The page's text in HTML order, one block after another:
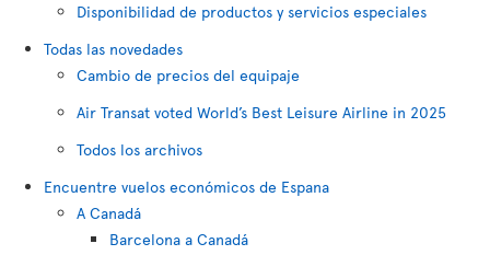
Disponibilidad de productos y servicios especiales
Todas las novedades
Cambio de precios del equipaje
Air Transat voted World’s Best Leisure Airline in 2025
Todos los archivos
Encuentre vuelos económicos de Espana
A Canadá
Barcelona a Canadá